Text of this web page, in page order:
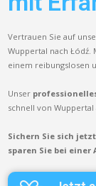
Vertrauen Sie auf
Wuppertal nach
einem reibungslosen
Unser
schnell von
Sichern Sie sich
sparen Sie bei einer